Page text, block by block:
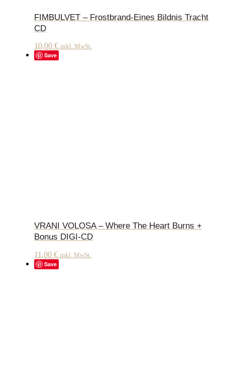
FIMBULVET – Frostbrand-Eines Bildnis Tracht
CD
10,00 € inkl. MwSt.
Save
VRANI VOLOSA – Where The Heart Burns +
Bonus DIGI-CD
11,00 € inkl. MwSt.
Save